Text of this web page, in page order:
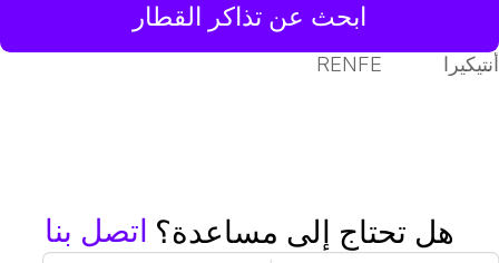
ابحث عن تذاكر القطار
RENFE
هل تحتاج إلى مساعدة؟ اتصل بنا